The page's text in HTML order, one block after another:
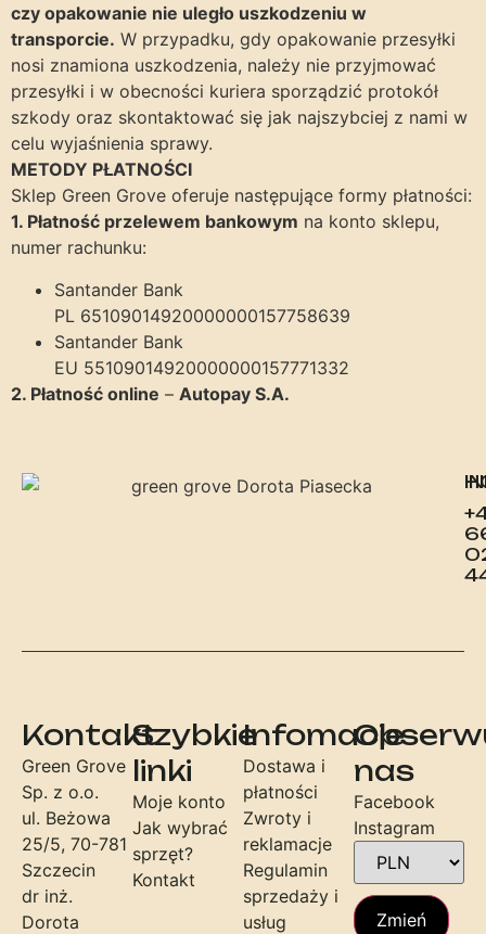
czy opakowanie nie uległo uszkodzeniu w
transporcie. W przypadku, gdy opakowanie przesyłki
nosi znamiona uszkodzenia, należy nie przyjmować
przesyłki i w obecności kuriera sporządzić protokół
szkody oraz skontaktować się jak najszybciej z nami w
celu wyjaśnienia sprawy.
METODY PŁATNOŚCI
Sklep Green Grove oferuje następujące formy płatności:
1. Płatność przelewem bankowym na konto sklepu,
numer rachunku:
Santander Bank
PL 65109014920000000157758639
Santander Bank
EU 55109014920000000157771332
2. Płatność online – Autopay S.A.
Kontakt
Green Grove
Sp. z o.o.
ul. Beżowa
25/5, 70-781
Szczecin
dr inż.
Dorota
Szybkie
linki
Moje konto
Jak wybrać
sprzęt?
Kontakt
Infomacje
Dostawa i
płatności
Zwroty i
reklamacje
Regulamin
sprzedaży i
usług
nas
Facebook
Instagram
Zmień